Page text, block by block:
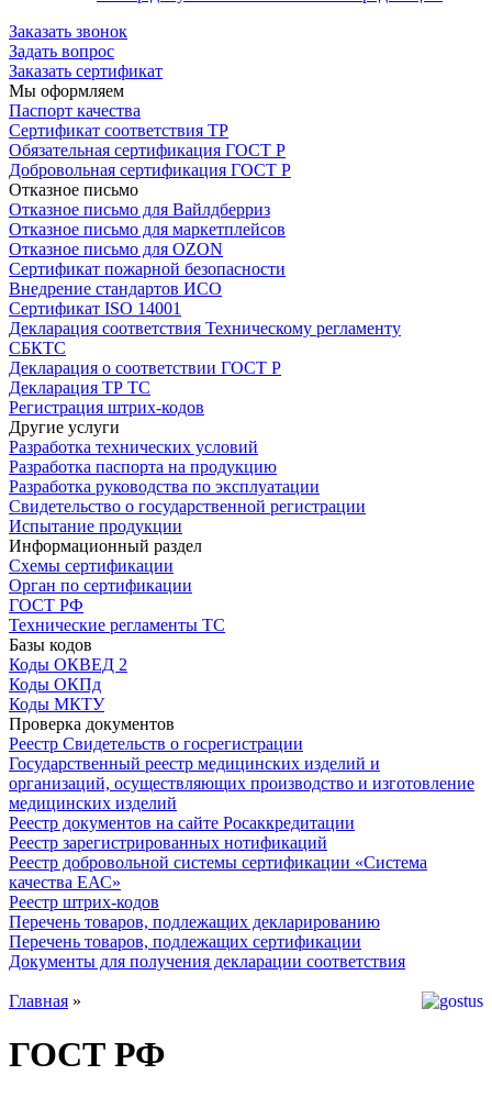
Заказать звонок
Задать вопрос
Заказать сертификат
Мы оформляем
Паспорт качества
Сертификат соответствия ТР
Обязательная сертификация ГОСТ Р
Добровольная сертификация ГОСТ Р
Отказное письмо
Отказное письмо для Вайлдберриз
Отказное письмо для маркетплейсов
Отказное письмо для OZON
Сертификат пожарной безопасности
Внедрение стандартов ИСО
Сертификат ISO 14001
Декларация соответствия Техническому регламенту
СБКТС
Декларация о соответствии ГОСТ Р
Декларация ТР ТС
Регистрация штрих-кодов
Другие услуги
Разработка технических условий
Разработка паспорта на продукцию
Разработка руководства по эксплуатации
Свидетельство о государственной регистрации
Испытание продукции
Информационный раздел
Схемы сертификации
Орган по сертификации
ГОСТ РФ
Технические регламенты ТС
Базы кодов
Коды ОКВЕД 2
Коды ОКПд
Коды МКТУ
Проверка документов
Реестр Свидетельств о госрегистрации
Государственный реестр медицинских изделий и
организаций, осуществляющих производство и изготовление
медицинских изделий
Реестр документов на сайте Росаккредитации
Реестр зарегистрированных нотификаций
Реестр добровольной системы сертификации «Система
качества ЕАС»
Реестр штрих-кодов
Перечень товаров, подлежащих декларированию
Перечень товаров, подлежащих сертификации
Документы для получения декларации соответствия
Главная »
ГОСТ РФ